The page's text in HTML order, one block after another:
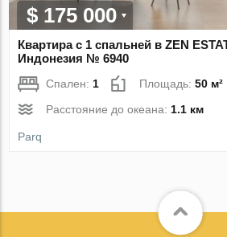
$ 175 000
Квартира с 1 спальней в ZEN
Индонезия № 6940
Спален:1 Площадь:50 м²
Расстояние до океана:1.1 км
Parq